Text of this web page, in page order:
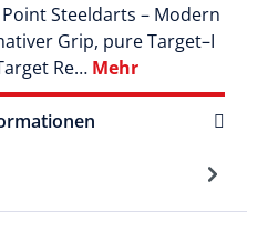
Steeldarts – Modern
Grip, pure Target–I
Re… Mehr